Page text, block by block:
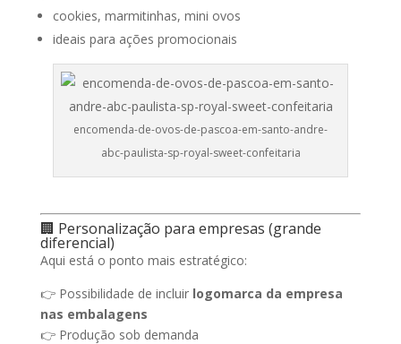
cookies, marmitinhas, mini ovos
ideais para ações promocionais
encomenda-de-ovos-de-pascoa-em-santo-andre-
abc-paulista-sp-royal-sweet-confeitaria
🏢 Personalização para empresas (grande
diferencial)
Aqui está o ponto mais estratégico:
👉 Possibilidade de incluir logomarca da empresa
nas embalagens
👉 Produção sob demanda